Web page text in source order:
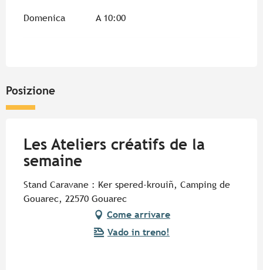
Domenica A 10:00
Posizione
Les Ateliers créatifs de la
semaine
Stand Caravane : Ker spered-krouiñ, Camping de
Gouarec, 22570 Gouarec
Come arrivare
Vado in treno!